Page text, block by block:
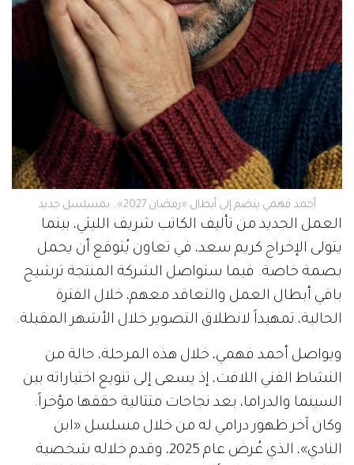
أحمد فهمي ينضم إلى أبطال «رمضان 2027».. بمسلسل جديد
العمل الجديد من تأليف الكاتب شريف الليثي، بينما
يتولى الإخراج كريم سعد، في تعاون يُتوقع أن يحمل
بصمة خاصة. فيما ستواصل الشركة المنتجة ترشيح
باقي أبطال العمل والتعاقد معهم، خلال الفترة
الحالية، تمهيداً لانطلاق التصوير خلال الأشهر المقبلة.
ويواصل أحمد فهمي، خلال هذه المرحلة، حالة من
النشاط الفني اللافت، إذ يسعى إلى تنويع اختياراته بين
السينما والدراما، بعد نجاحات متتالية حققها مؤخراً.
وكان آخر ظهور درامي له من خلال مسلسل «ابن
النادي»، الذي عُرض عام 2025، وقدم خلاله شخصية